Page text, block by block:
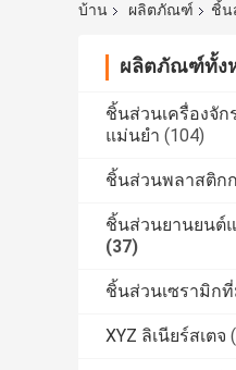
บ้าน ผลิตภัณฑ์ ชิ้น
ผลิตภัณฑ์ทั้ง
ชิ้นส่วนเครื่องจั
แม่นยำ (104)
ชิ้นส่วนพลาสติกก
ชิ้นส่วนยานยนต์แ
(37)
ชิ้นส่วนเซรามิก
XYZ ลิเนียร์สเตจ